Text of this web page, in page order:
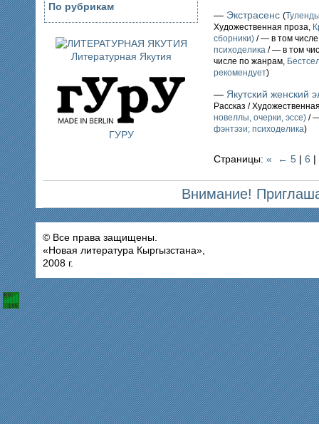
По рубрикам
Литературная Якутия
ГУРУ
— Экстрасенс (
Художественная проза,
сборники) / — в том
психоделика / — в том
числе по жанрам,
рекомендует)
— Якутский женский
Рассказ /
новеллы, очерки, эссе) /
фэнтэзи; психоделика)
Страницы: « ← 5 | 6 |
Внимание!
© Все права защищены.
«Новая литература Кыргызстана»,
2008 г.